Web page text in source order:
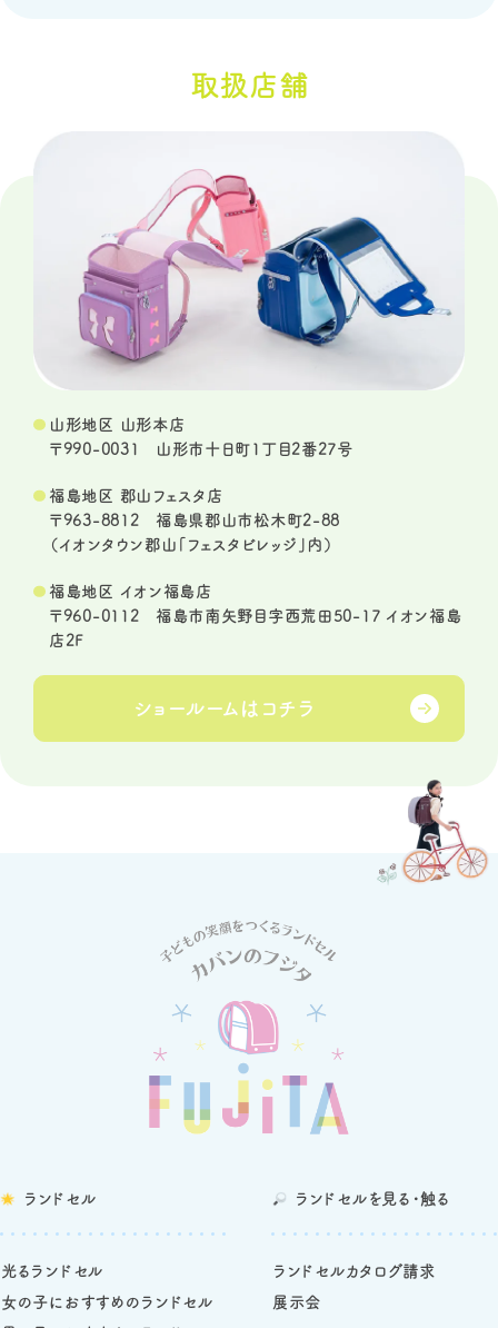
取扱店舗
山形地区 山形本店
〒990-0031 山形市十日町1丁目2番27号
福島地区 郡山フェスタ店
〒963-8812 福島県郡山市松木町2-88
（イオンタウン郡山「フェスタビレッジ」内）
福島地区 イオン福島店
〒960-0112 福島市南矢野目字西荒田50-17 イオン福島
店2F
ショールームは コチラ
ランドセル
光るランドセル
女の子におすすめのランドセル
ランドセルを 見る・触る
ランドセルカタログ請求
展示会